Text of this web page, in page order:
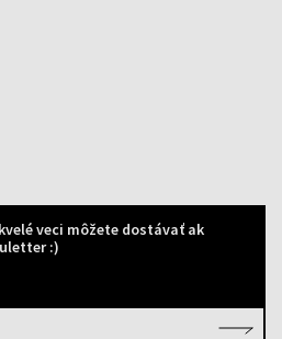
veci môžete dostávať ak
:)